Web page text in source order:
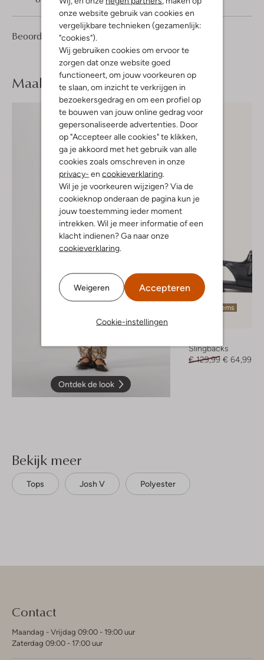
onze website gebruik van cookies en
vergelijkbare technieken (gezamenlijk:
"cookies").
Wij gebruiken cookies om ervoor te
zorgen dat onze website goed
functioneert, om jouw voorkeuren op
te slaan, om inzicht te verkrijgen in
bezoekersgedrag en om een profiel op
te bouwen van jouw online gedrag voor
gepersonaliseerde advertenties. Door
op "Accepteer alle cookies" te klikken,
ga je akkoord met het gebruik van alle
cookies zoals omschreven in onze
privacy- en cookieverklaring.
Wil je je voorkeuren wijzigen? Via de
cookieknop onderaan de pagina kun je
jouw toestemming ieder moment
intrekken. Wil je meer informatie of een
klacht indienen? Ga naar onze
cookieverklaring.
Weigeren Accepteren
Cookie-instellingen
Beoordelingen (1)
Ster
Maak jelook compleet
Ontdek de look
Laatste items
Slingbacks
€ 129,99 € 64,99
Bekijk meer
Tops Josh V Polyester
Contact
Maandag - Vrijdag 09:00 - 19:00 uur
Zaterdag 09:00 - 17:00 uur